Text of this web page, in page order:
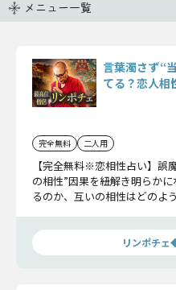
メニュー一覧
言葉濁さず“
てる？恋人相
完全無料 二人用
【完全無料※恋相性占い】誤
の相性”因果を紐解き明らか
るのか、互いの相性はどのよ
リンポチ